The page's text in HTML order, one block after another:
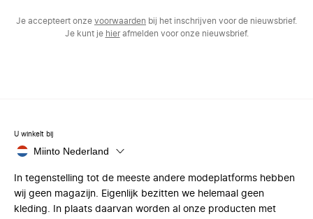
Je accepteert onze voorwaarden bij het inschrijven voor de nieuwsbrief.
Je kunt je hierafmelden voor onze nieuwsbrief.
U winkelt bij
Miinto Nederland
In tegenstelling tot de meeste andere modeplatforms hebben
wij geen magazijn. Eigenlijk bezitten we helemaal geen
kleding. In plaats daarvan worden al onze producten met